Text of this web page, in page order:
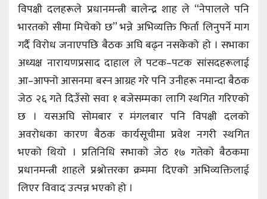
विपक्षी दलहरूले प्रधानमन्त्री बालेन्द्र शाह ले “नेपालले पनि
भारतको सीमा मिचेको छ” भन्ने अभिव्यक्ति फिर्ता लिनुपर्ने माग
गर्दै विरोध जनाएपछि बैठक अघि बढ्न नसकेको हो । सभाका
अध्यक्ष नारायणप्रसाद दाहाल ले पटक–पटक सांसदहरूलाई
आ–आफ्नो आसनमा बस्न आग्रह गरे पनि उनीहरू नमान्दा बैठक
जेठ २६ गते दिउँसो सवा १ बजेसम्मका लागि स्थगित गरिएको
छ । यसअघि सोमबार र मंगलबार पनि विपक्षी दलको
अवरोधका कारण बैठक कार्यसूचीमा प्रवेश नगरी स्थगित
भएको थियो । प्रतिनिधि सभाको जेठ १७ गतेको बैठकमा
प्रधानमन्त्री शाहले प्रश्नोत्तरका क्रममा दिएको अभिव्यक्तिलाई
लिएर विवाद उत्पन्न भएको हो ।